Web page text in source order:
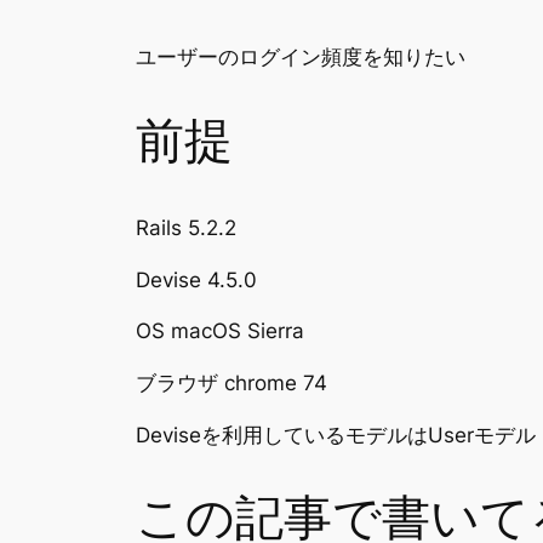
ユーザーのログイン頻度を知りたい
前提
Rails 5.2.2
Devise 4.5.0
OS macOS Sierra
ブラウザ chrome 74
Deviseを利用しているモデルはUserモデル
この記事で書い